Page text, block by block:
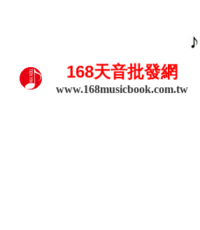
168天音批發網
www.168musicbook.com.tw